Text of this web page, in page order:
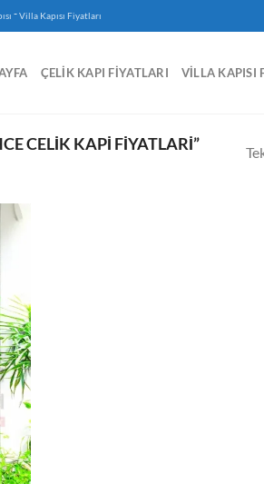
-Villa Kapısı Fiyatları
ÇELIK KAPI FIYATLARI VILLA KAPISI
CELIK KAPI FIYATLARI”